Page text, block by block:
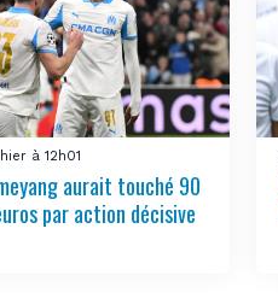
à 12h01
aurait touché 90
par action décisive